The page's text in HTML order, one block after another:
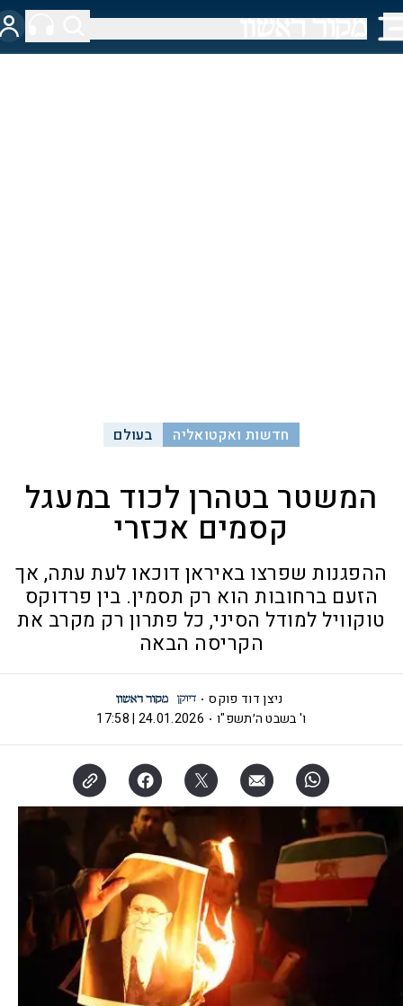
חדשות ואקטואליה בעולם
המשטר בטהרן לכוד במעגל
קסמים אכזרי
ההפגנות שפרצו באיראן דוכאו לעת עתה, אך
הזעם ברחובות הוא רק תסמין. בין פרדוקס
טוקוויל למודל הסיני, כל פתרון רק מקרב את
הקריסה הבאה
ניצן דוד פוקס
ו' בשבט ה׳תשפ"ו
24.01.2026 | 17:58